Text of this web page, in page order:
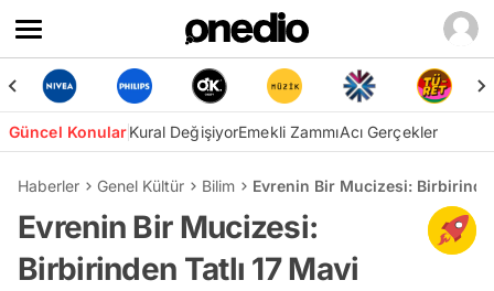
Güncel KonularKural DeğişiyorEmekli ZammıAcı Gerçekler
Haberler Genel Kültür Bilim Evrenin Bir Mucizesi:
Evrenin Bir Mucizesi:
Birbirinden Tatlı 17 Mavi